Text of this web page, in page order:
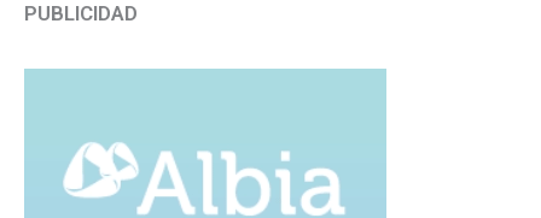
PUBLICIDAD